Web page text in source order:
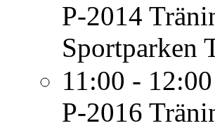
P-2014
Sportparken
11:00 - 12:00
P-2016